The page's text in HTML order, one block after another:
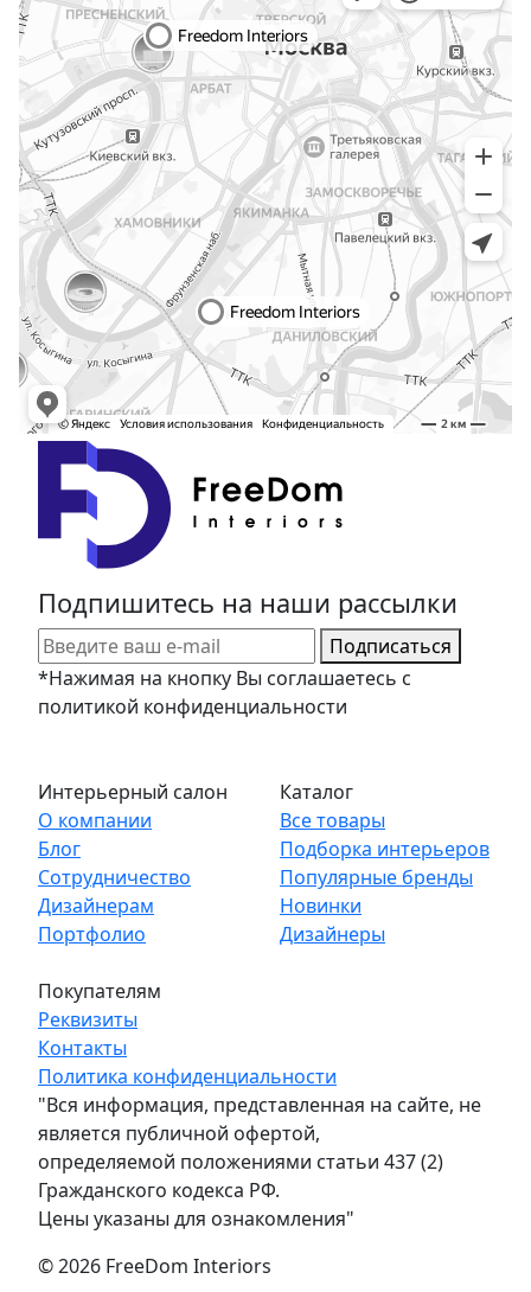
Интерьерный салон
О компании
Блог
Сотрудничество
Дизайнерам
Портфолио
Каталог
Все товары
Подборка интерьеров
Популярные бренды
Новинки
Дизайнеры
Покупателям
Реквизиты
Контакты
Подпишитесь на наши рассылки
Подписаться
*Нажимая на кнопку Вы соглашаетесь с
политикой конфиденциальности
Политика конфиденциальности
"Вся информация, представленная на сайте, не
является публичной офертой,
определяемой положениями статьи 437 (2)
Гражданского кодекса РФ.
Цены указаны для ознакомления"
© 2026 FreeDom Interiors